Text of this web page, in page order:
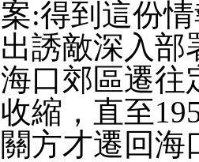
:得到這份
誘敵深入部
口郊區遷往
縮，直至
方才遷回海